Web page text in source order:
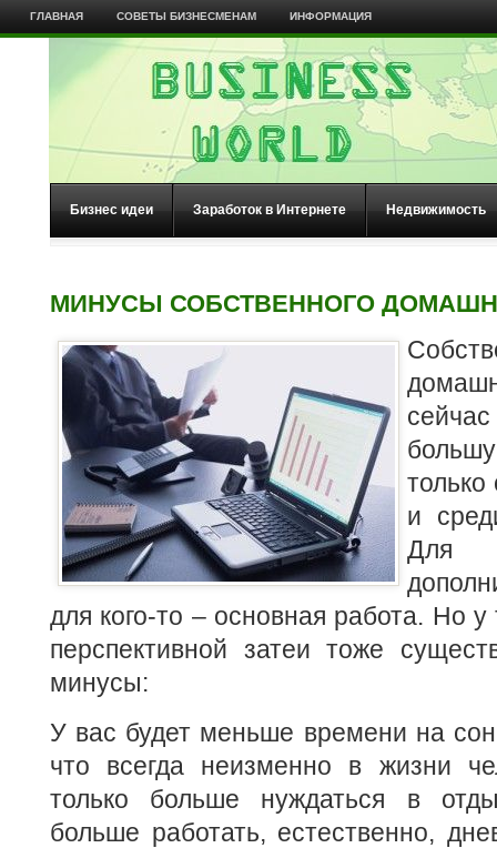
ГЛАВНАЯ СОВЕТЫ БИЗНЕСМЕНАМ ИНФОРМАЦИЯ
Бизнес идеи Заработок в Интернете Недвижимость
МИНУСЫ СОБСТВЕННОГО
и
Для
для кого-то – основная работа. Но
перспективной затеи тоже
минусы:
У вас будет меньше времени на
что всегда неизменно в жизни
только больше нуждаться в
больше работать, естественно,